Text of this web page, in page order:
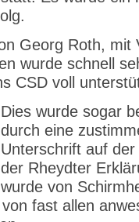
Georg Roth, mit
wurde schnell
CSD voll
Dies wurde sogar
durch eine
Unterschrift auf
der Rheydter
wurde von
fast allen